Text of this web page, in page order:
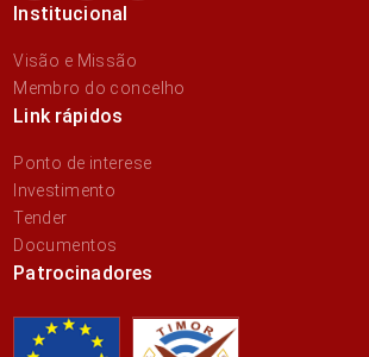
Institucional
Visão e Missão
Membro do concelho
Link rápidos
Ponto de interese
Investimento
Tender
Documentos
Patrocinadores